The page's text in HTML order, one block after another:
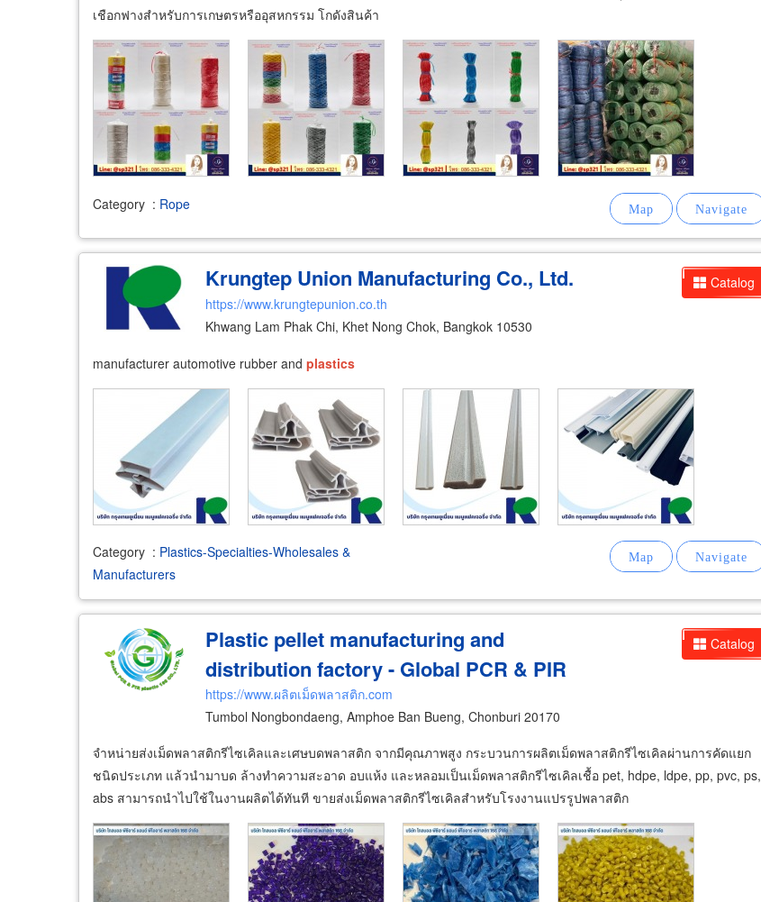
เชือกฟางสำหรับการเกษตรหรืออุสหกรรม โกดังสินค้า
Category : Rope
Catalog
Krungtep Union Manufacturing Co., Ltd.
https://www.krungtepunion.co.th
Khwang Lam Phak Chi, Khet Nong Chok, Bangkok 10530
manufacturer automotive rubber and plastics
Category : Plastics-Specialties-Wholesales &
Manufacturers
Catalog
Plastic pellet manufacturing and
distribution factory - Global PCR & PIR
Plastic 168
https://www.ผลิตเม็ดพลาสติก.com
Tumbol Nongbondaeng, Amphoe Ban Bueng, Chonburi 20170
จำหน่ายส่งเม็ดพลาสติกรีไซเคิลและเศษบดพลาสติก จากมีคุณภาพสูง กระบวนการผลิตเม็ดพลาสติกรีไซเคิลผ่านการคัดแยก
ชนิดประเภท แล้วนำมาบด ล้างทำความสะอาด อบแห้ง และหลอมเป็นเม็ดพลาสติกรีไซเคิลเชื้อ pet, hdpe, ldpe, pp, pvc, ps,
abs สามารถนำไปใช้ในงานผลิตได้ทันที ขายส่งเม็ดพลาสติกรีไซเคิลสำหรับโรงงานแปรรูปพลาสติก